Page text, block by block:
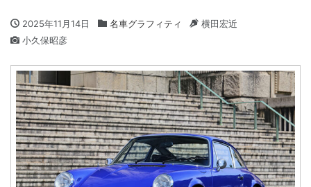
2025年11月14日 名車グラフィティ
横田宏近
小久保昭彦